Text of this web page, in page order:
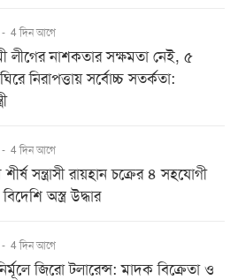
- 4 দিন আগে
লীগের নাশকতার সক্ষমতা নেই, ৫
নিরাপত্তায় সর্বোচ্চ সতর্কতা:
- 4 দিন আগে
শীর্ষ সন্ত্রাসী রায়হান চক্রের ৪ সহযোগী
বিদেশি অস্ত্র উদ্ধার
- 4 দিন আগে
জিরো টলারেন্স: মাদক বিক্রেতা ও